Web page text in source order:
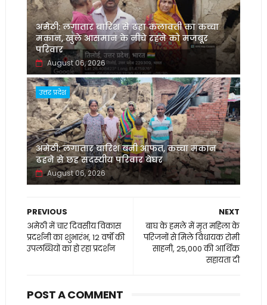
अमेठी: लगातार बारिश से ढहा कलावती का कच्चा
मकान, खुले आसमान के नीचे रहने को मजबूर
परिवार
August 06, 2026
उत्तर प्रदेश
अमेठी: लगातार बारिश बनी आफत, कच्चा मकान
ढहने से छह सदस्यीय परिवार बेघर
August 06, 2026
NEXT
बाघ के हमले में मृत महिला के
परिजनों से मिले विधायक रोमी
साहनी, ₹25,000 की आर्थिक
सहायता दी
PREVIOUS
अमेठी में चार दिवसीय विकास
प्रदर्शनी का शुभारंभ, 12 वर्षों की
उपलब्धियों का हो रहा प्रदर्शन
POST A COMMENT